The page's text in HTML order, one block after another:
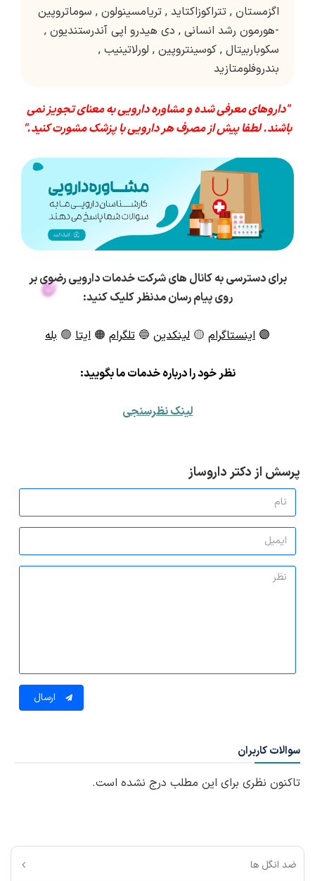
اگزمستان , تتراکوزاکتاید , تریامسینولون , سوماتروپین
-هورمون رشد انسانی , دی هیدرو اپی آندرستندیون ,
سکوباربیتال , کوسینتروپین , لورلاتینیب ,
بندروفلومتازید
"داروهای معرفی شده و مشاوره دارویی به معنای تجویز نمی
باشند. لطفا پیش از مصرف هر دارویی با پزشک مشورت کنید."
برای دسترسی به کانال های شرکت خدمات دارویی رضوی بر
روی پیام رسان مدنظر کلیک کنید:
🟣 اینستاگرام 🟡 لینکدین 🔵 تلگرام 🟠 ایتا 🟢 بله
نظر خود را درباره خدمات ما بگویید:
لینک نظرسنجی
پرسش از دکتر داروساز
ارسال
سوالات کاربران
تاکنون نظری برای این مطلب درج نشده است.
ضد انگل ها